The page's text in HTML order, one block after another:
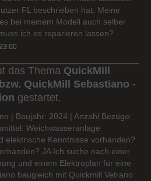
FL beschrieben hat. Meine
bei meinem Modell auch selber
ich es reparieren lassen?
das Thema QuickMill
QuickMill Sebastiano -
gestartet.
| Baujahr: 2024 | Anzahl Bezüge:
Weichwasseranlage
elektrische Kenntnisse vorhanden?
JA Ich suche nach einer
und einem Elektroplan für eine
baugleich mit Quickmill Vetrano